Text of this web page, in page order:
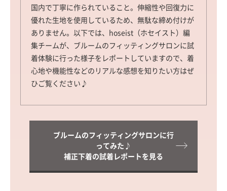
国内で丁寧に作られていること。伸縮性や回復力に
優れた生地を使用しているため、無駄な締め付けが
ありません。以下では、hoseist（ホセイスト）編
集チームが、ブルームのフィッティングサロンに試
着体験に行った様子をレポートしていますので、着
心地や機能性などのリアルな感想を知りたい方はぜ
ひご覧ください♪
ブルームのフィッティングサロンに行
ってみた♪
補正下着の試着レポートを見る